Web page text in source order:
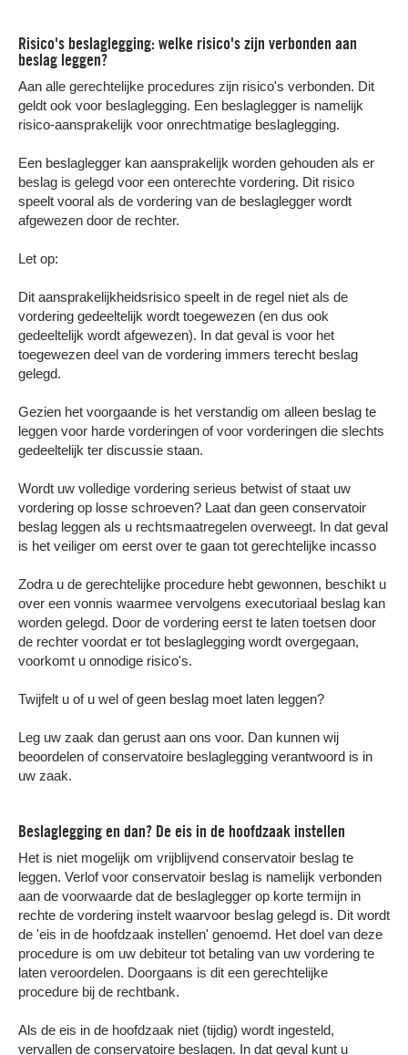
Risico's beslaglegging: welke risico's zijn verbonden aan
beslag leggen?
Aan alle gerechtelijke procedures zijn risico's verbonden. Dit
geldt ook voor beslaglegging. Een beslaglegger is namelijk
risico-aansprakelijk voor onrechtmatige beslaglegging.
Een beslaglegger kan aansprakelijk worden gehouden als er
beslag is gelegd voor een onterechte vordering. Dit risico
speelt vooral als de vordering van de beslaglegger wordt
afgewezen door de rechter.
Let op:
Dit aansprakelijkheidsrisico speelt in de regel niet als de
vordering gedeeltelijk wordt toegewezen (en dus ook
gedeeltelijk wordt afgewezen). In dat geval is voor het
toegewezen deel van de vordering immers terecht beslag
gelegd.
Gezien het voorgaande is het verstandig om alleen beslag te
leggen voor harde vorderingen of voor vorderingen die slechts
gedeeltelijk ter discussie staan.
Wordt uw volledige vordering serieus betwist of staat uw
vordering op losse schroeven? Laat dan geen conservatoir
beslag leggen als u rechtsmaatregelen overweegt. In dat geval
is het veiliger om eerst over te gaan tot gerechtelijke incasso
Zodra u de gerechtelijke procedure hebt gewonnen, beschikt u
over een vonnis waarmee vervolgens executoriaal beslag kan
worden gelegd. Door de vordering eerst te laten toetsen door
de rechter voordat er tot beslaglegging wordt overgegaan,
voorkomt u onnodige risico's.
Twijfelt u of u wel of geen beslag moet laten leggen?
Leg uw zaak dan gerust aan ons voor. Dan kunnen wij
beoordelen of conservatoire beslaglegging verantwoord is in
uw zaak.
Beslaglegging en dan? De eis in de hoofdzaak instellen
Het is niet mogelijk om vrijblijvend conservatoir beslag te
leggen. Verlof voor conservatoir beslag is namelijk verbonden
aan de voorwaarde dat de beslaglegger op korte termijn in
rechte de vordering instelt waarvoor beslag gelegd is. Dit wordt
de 'eis in de hoofdzaak instellen' genoemd. Het doel van deze
procedure is om uw debiteur tot betaling van uw vordering te
laten veroordelen. Doorgaans is dit een gerechtelijke
procedure bij de rechtbank.
Als de eis in de hoofdzaak niet (tijdig) wordt ingesteld,
vervallen de conservatoire beslagen. In dat geval kunt u